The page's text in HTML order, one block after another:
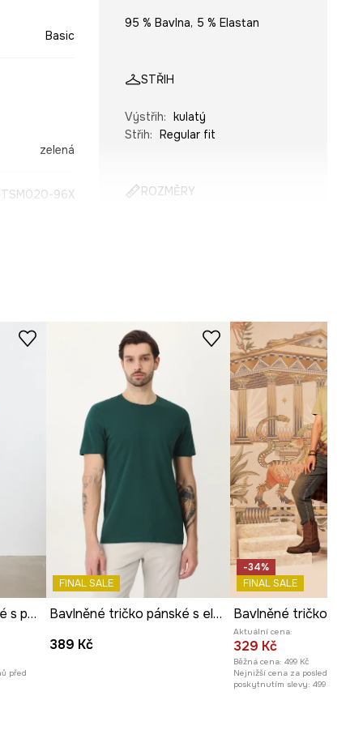
Basic
zelená
96X
95 % Bavlna, 5 % Elastan
STŘIH
Výstřih: kulatý
Střih: Regular fit
ROZMĚRY
Tričko pánské bavlněné s potiskem
před
FINAL SALE
Bavlněné tričko pánské s elastanem, bez vzoru zelená barva
389 Kč
-34%
FINAL SALE
Aktuální cena:
329 Kč
Běžná cena: 499 Kč
Nejnižší cena za posledních 30
poskytnutím slevy: 499 Kč